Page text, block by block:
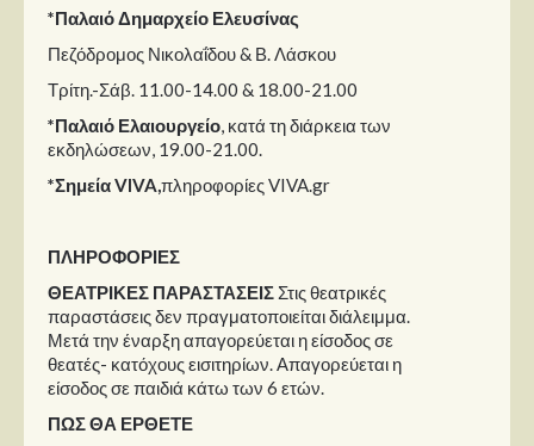
*Παλαιό Δημαρχείο Ελευσίνας
Πεζόδρομος Νικολαΐδου & Β. Λάσκου
Τρίτη.-Σάβ. 11.00-14.00 & 18.00-21.00
*Παλαιό Ελαιουργείο, κατά τη διάρκεια των
εκδηλώσεων, 19.00-21.00.
*ΣημείαVIVA,πληροφορίες VIVA.gr
ΠΛΗΡΟΦΟΡΙΕΣ
ΘΕΑΤΡΙΚΕΣ ΠΑΡΑΣΤΑΣΕΙΣ Στις θεατρικές
παραστάσεις δεν πραγματοποιείται διάλειμμα.
Μετά την έναρξη απαγορεύεται η είσοδος σε
θεατές- κατόχους εισιτηρίων. Απαγορεύεται η
είσοδος σε παιδιά κάτω των 6 ετών.
ΠΩΣ ΘΑ ΕΡΘΕΤΕ